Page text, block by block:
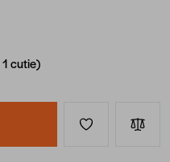
1cutie)